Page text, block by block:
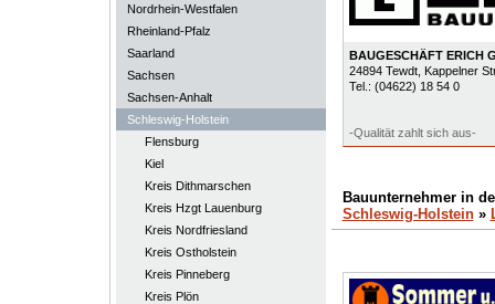
Nordrhein-Westfalen
Rheinland-Pfalz
Saarland
Sachsen
Sachsen-Anhalt
Schleswig-Holstein
Flensburg
Kiel
Kreis Dithmarschen
Kreis Hzgt Lauenburg
Kreis Nordfriesland
Kreis Ostholstein
Kreis Pinneberg
Kreis Plön
BAUGESCHÄFT ERICH
24894 Tewdt, Kappelner
Tel.: (04622) 18 54 0
-Qualität zahlt sich aus-
Bauunternehmer in
Schleswig-Holstein»